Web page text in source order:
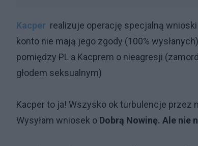
Kacper realizuje operację specjalną wnioski
konto nie mają jego zgody (100%
pomiędzy PL a Kacprem o nieagresji
głodem seksualnym)
Kacper to ja! Wszysko ok turbulencje przez
Wysyłam wniosek o Dobrą Nowinę. Ale nie